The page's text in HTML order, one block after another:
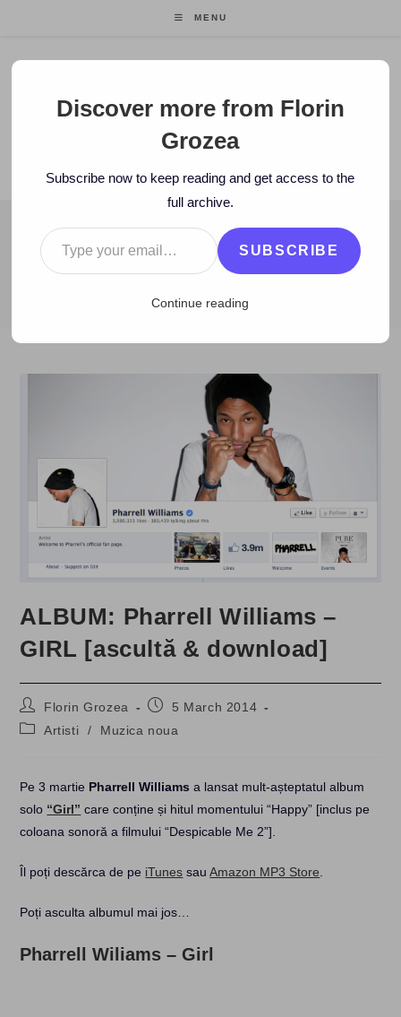
MENU
Florin Grozea
ENTREPRENEUR. FOUNDER/CEO MOCAPP.
BLOG
2014 > March > 5 > Artisti ALBUM: Pharrell Williams – GIRL
ALBUM: Pharrell Williams –
GIRL [ascultă & download]
Post
author:
Florin Grozea
Post5 March 2014
PostArtisti / Muzica noua
Pe 3 martie Pharrell Williams a lansat mult-așteptatul album
solo “Girl” care conține și hitul momentului “Happy” [inclus pe
coloana sonoră a filmului “Despicable Me 2”].
Îl poți descărca de pe iTunes sauAmazon MP3 Store
Poți asculta albumul mai jos…
Pharrell Wiliams – Girl
Discover more from Florin
Grozea
Subscribe now to keep reading and get access to the
full archive.
Type your email…
SUBSCRIBE
Continue reading